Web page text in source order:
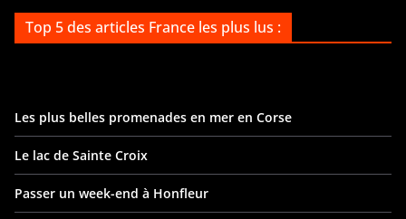
Top 5 des articles France les plus lus :
Les plus belles promenades en mer en Corse
Le lac de Sainte Croix
Passer un week-end à Honfleur